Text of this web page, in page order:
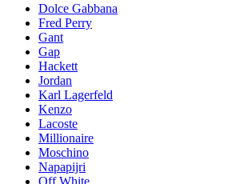
Dolce Gabbana
Fred Perry
Gant
Gap
Hackett
Jordan
Karl Lagerfeld
Kenzo
Lacoste
Millionaire
Moschino
Napapijri
Off White